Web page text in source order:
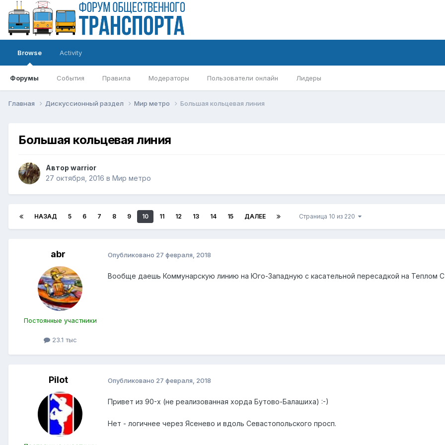
Browse
Форумы События Правила Модераторы Пользователи онлайн Лидеры
Activity
Главная Дискуссионный раздел Мир метро Большая кольцевая линия
Большая кольцевая линия
Автор warrior
27 октября, 2016 в Мир метро
НАЗАД 5 6 7 8 9 10 11 12 13 14 15 ДАЛЕЕ Страница 10 из 220
abr
Постоянные участники
23.1 тыс
Опубликовано 27 февраля, 2018
Вообще даешь Коммунарскую линию на Юго-Западную с касательной пересадкой на Теплом
Pilot Опубликовано 27 февраля, 2018
Привет из 90-х (не реализованная хорда Бутово-Балашиха) :-)
Нет - логичнее через Ясенево и вдоль Севастопольского просп.